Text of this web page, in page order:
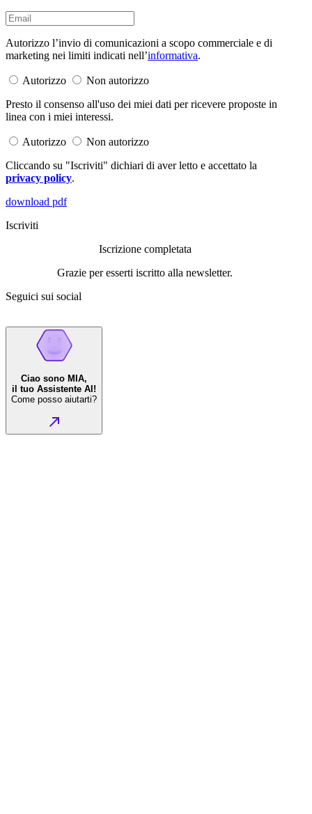
Autorizzo l’invio di comunicazioni a scopo commerciale e di
marketing nei limiti indicati nell’informativa.
Autorizzo
Non autorizzo
Presto il consenso all'uso dei miei dati per ricevere proposte in
linea con i miei interessi.
Autorizzo
Non autorizzo
Cliccando su "Iscriviti" dichiari di aver letto e accettato la
privacy policy.
download pdf
Iscriviti
Iscrizione completata
Grazie per esserti iscritto alla newsletter.
Seguici sui social
Ciao sono MIA,
il tuo Assistente AI!
Come posso aiutarti?